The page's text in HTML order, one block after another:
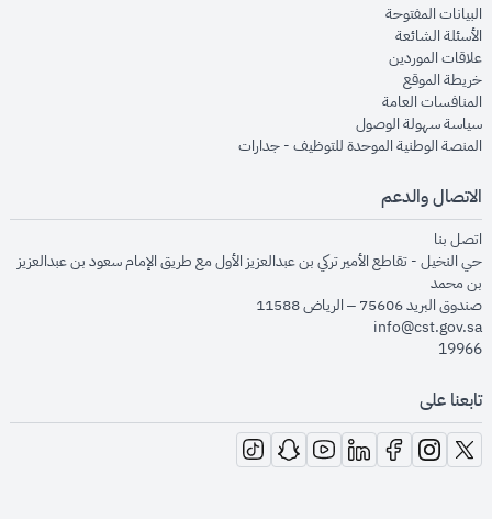
البيانات المفتوحةopens in new window
الأسئلة الشائعةopens in new window
علاقات الموردينopens in new window
خريطة الموقعopens in new window
المنافسات العامةopens in new window
سياسة سهولة الوصولopens in new window
المنصة الوطنية الموحدة للتوظيف - جداراتopens in new window
الاتصال والدعم
اتصل بنا
حي النخيل - تقاطع الأمير تركي بن عبدالعزيز الأول مع طريق الإمام سعود بن عبدالعزيز
بن محمد
صندوق البريد 75606 – الرياض 11588
info@cst.gov.sa
19966
تابعنا على
opens in new window
opens in new window
opens in new window
opens in new window
opens in new window
opens in new window
opens in new window